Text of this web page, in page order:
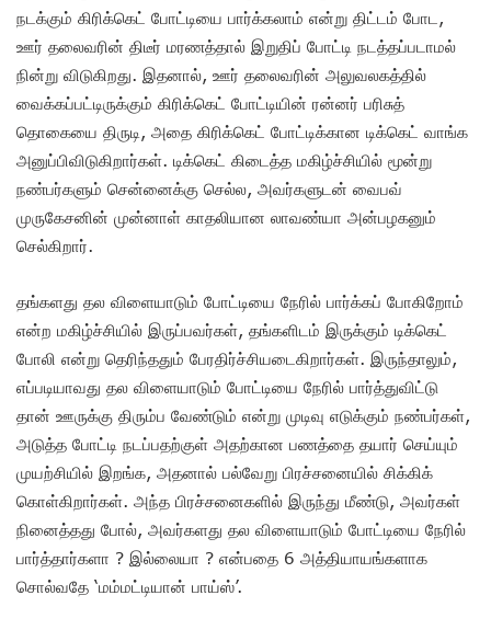
நடக்கும் கிரிக்கெட் போட்டியை பார்க்கலாம் என்று திட்டம் போட,
ஊர் தலைவரின் திடீர் மரணத்தால் இறுதிப் போட்டி நடத்தப்படாமல்
நின்று விடுகிறது. இதனால், ஊர் தலைவரின் அலுவலகத்தில்
வைக்கப்பட்டிருக்கும் கிரிக்கெட் போட்டியின் ரன்னர் பரிசுத்
தொகையை திருடி, அதை கிரிக்கெட் போட்டிக்கான டிக்கெட் வாங்க
அனுப்பிவிடுகிறார்கள். டிக்கெட் கிடைத்த மகிழ்ச்சியில் மூன்று
நண்பர்களும் சென்னைக்கு செல்ல, அவர்களுடன் வைபவ்
முருகேசனின் முன்னாள் காதலியான லாவண்யா அன்பழகனும்
செல்கிறார்.
தங்களது தல விளையாடும் போட்டியை நேரில் பார்க்கப் போகிறோம்
என்ற மகிழ்ச்சியில் இருப்பவர்கள், தங்களிடம் இருக்கும் டிக்கெட்
போலி என்று தெரிந்ததும் பேரதிர்ச்சியடைகிறார்கள். இருந்தாலும்,
எப்படியாவது தல விளையாடும் போட்டியை நேரில் பார்த்துவிட்டு
தான் ஊருக்கு திரும்ப வேண்டும் என்று முடிவு எடுக்கும் நண்பர்கள்,
அடுத்த போட்டி நடப்பதற்குள் அதற்கான பணத்தை தயார் செய்யும்
முயற்சியில் இறங்க, அதனால் பல்வேறு பிரச்சனையில் சிக்கிக்
கொள்கிறார்கள். அந்த பிரச்சனைகளில் இருந்து மீண்டு, அவர்கள்
நினைத்தது போல், அவர்களது தல விளையாடும் போட்டியை நேரில்
பார்த்தார்களா ? இல்லையா ? என்பதை 6 அத்தியாயங்களாக
சொல்வதே ‘மம்மட்டியான் பாய்ஸ்’.